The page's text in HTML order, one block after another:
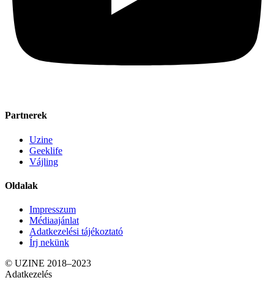
Partnerek
Uzine
Geeklife
Vájling
Oldalak
Impresszum
Médiaajánlat
Adatkezelési tájékoztató
Írj nekünk
© UZINE 2018–2023
Adatkezelés